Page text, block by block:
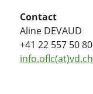
Contact
Aline DEVAUD
+41 22 557 50 80
info.oflc(at)vd.ch